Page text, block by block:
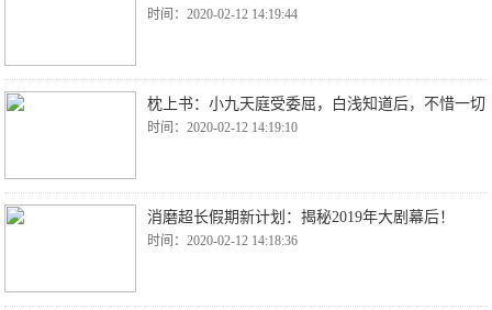
时间：2020-02-12 14:19:44
枕上书：小九天庭受委屈，白浅知道后，不惜一切
时间：2020-02-12 14:19:10
消磨超长假期新计划：揭秘2019年大剧幕后！
时间：2020-02-12 14:18:36